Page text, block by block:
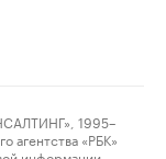
1995–
агентства «РБК»